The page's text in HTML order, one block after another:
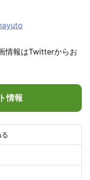
情報はTwitterからお
情報